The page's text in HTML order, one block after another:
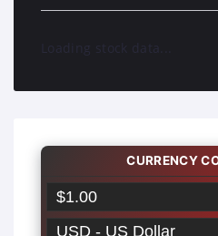
Loading stock data...